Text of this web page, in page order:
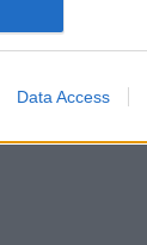
Data Access